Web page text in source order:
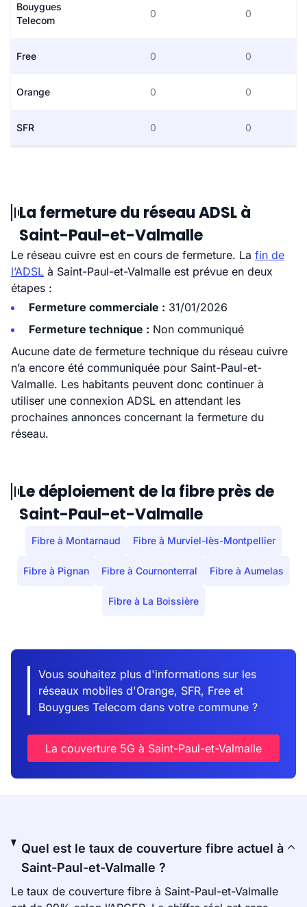
Bouygues
Telecom
0 0
Free 0 0
Orange 0 0
SFR 0 0
La fermeture du réseau ADSL à
Saint-Paul-et-Valmalle
Le réseau cuivre est en cours de fermeture. La fin de
l’ADSL à Saint-Paul-et-Valmalle est prévue en deux
étapes :
Fermeture commerciale : 31/01/2026
Fermeture technique : Non communiqué
Aucune date de fermeture technique du réseau cuivre
n’a encore été communiquée pour Saint-Paul-et-
Valmalle. Les habitants peuvent donc continuer à
utiliser une connexion ADSL en attendant les
prochaines annonces concernant la fermeture du
réseau.
Le déploiement de la fibre près de
Saint-Paul-et-Valmalle
Fibre à Montarnaud Fibre à Murviel-lès-Montpellier
Fibre à Pignan Fibre à Cournonterral Fibre à Aumelas
Fibre à La Boissière
Vous souhaitez plus d'informations sur les
réseaux mobiles d'Orange, SFR, Free et
Bouygues Telecom dans votre commune ?
La couverture 5G à Saint-Paul-et-Valmalle
Quel est le taux de couverture fibre actuel à
Saint-Paul-et-Valmalle ?
Le taux de couverture fibre à Saint-Paul-et-Valmalle